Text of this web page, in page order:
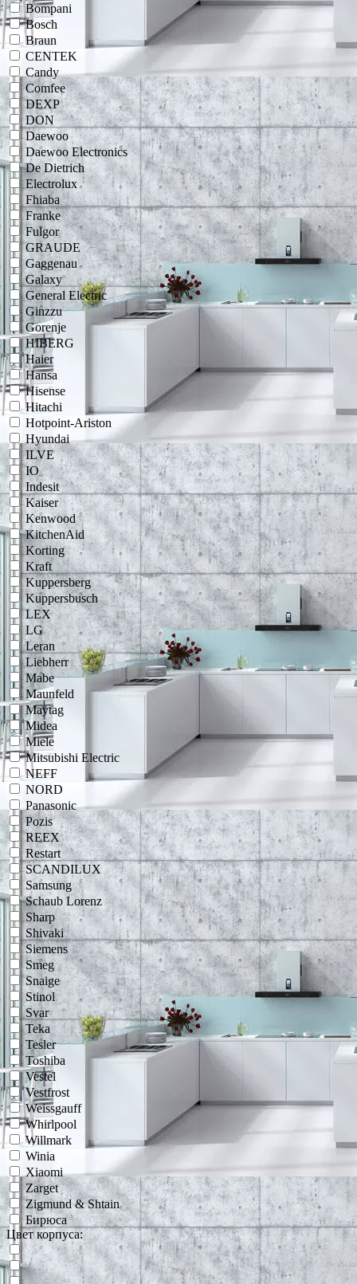
Bompani
Bosch
Braun
CENTEK
Candy
Comfee
DEXP
DON
Daewoo
Daewoo Electronics
De Dietrich
Electrolux
Fhiaba
Franke
Fulgor
GRAUDE
Gaggenau
Galaxy
General Electric
Ginzzu
Gorenje
HIBERG
Haier
Hansa
Hisense
Hitachi
Hotpoint-Ariston
Hyundai
ILVE
IO
Indesit
Kaiser
Kenwood
KitchenAid
Korting
Kraft
Kuppersberg
Kuppersbusch
LEX
LG
Leran
Liebherr
Mabe
Maunfeld
Maytag
Midea
Miele
Mitsubishi Electric
NEFF
NORD
Panasonic
Pozis
REEX
Restart
SCANDILUX
Samsung
Schaub Lorenz
Sharp
Shivaki
Siemens
Smeg
Snaige
Stinol
Svar
Teka
Tesler
Toshiba
Vestel
Vestfrost
Weissgauff
Whirlpool
Willmark
Winia
Xiaomi
Zarget
Zigmund & Shtain
Бирюса
Цвет корпуса: